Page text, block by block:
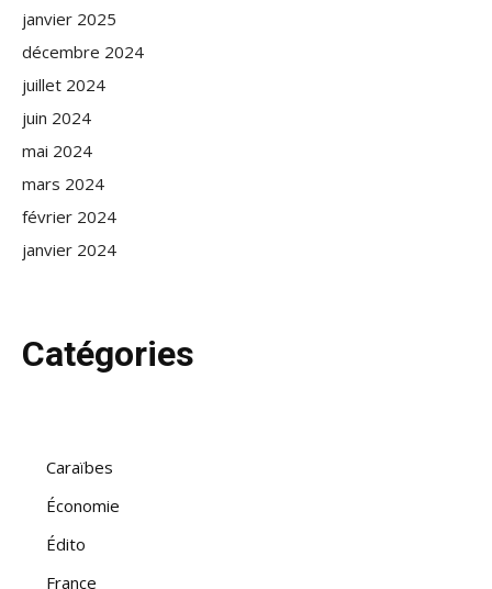
janvier 2025
décembre 2024
juillet 2024
juin 2024
mai 2024
mars 2024
février 2024
janvier 2024
Catégories
Caraïbes
Économie
Édito
France